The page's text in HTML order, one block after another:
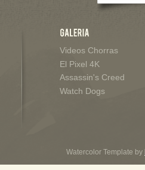
Videos Chorras
El Pixel 4K
Assassin's Creed
Watch Dogs
Watercolor Template by